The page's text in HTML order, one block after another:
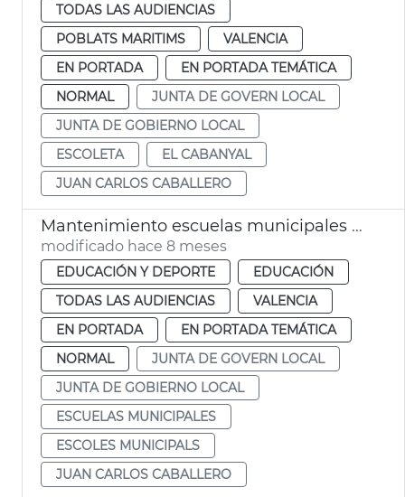
TODAS LAS AUDIENCIAS
POBLATS MARITIMS
VALENCIA
EN PORTADA
EN PORTADA TEMÁTICA
NORMAL
JUNTA DE GOVERN LOCAL
JUNTA DE GOBIERNO LOCAL
ESCOLETA
EL CABANYAL
JUAN CARLOS CABALLERO
Mantenimiento escuelas municipales València
modificado hace 8 meses
EDUCACIÓN Y DEPORTE
EDUCACIÓN
TODAS LAS AUDIENCIAS
VALENCIA
EN PORTADA
EN PORTADA TEMÁTICA
NORMAL
JUNTA DE GOVERN LOCAL
JUNTA DE GOBIERNO LOCAL
ESCUELAS MUNICIPALES
ESCOLES MUNICIPALS
JUAN CARLOS CABALLERO